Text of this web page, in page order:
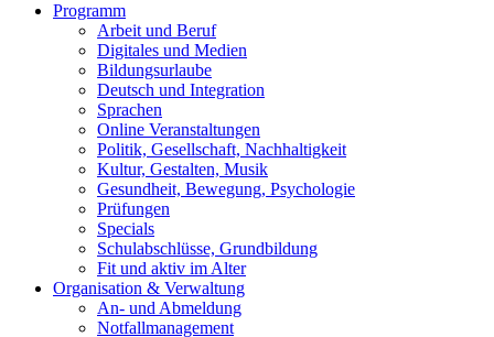
Programm
Arbeit und Beruf
Digitales und Medien
Bildungsurlaube
Deutsch und Integration
Sprachen
Online Veranstaltungen
Politik, Gesellschaft, Nachhaltigkeit
Kultur, Gestalten, Musik
Gesundheit, Bewegung, Psychologie
Prüfungen
Specials
Schulabschlüsse, Grundbildung
Fit und aktiv im Alter
Organisation & Verwaltung
An- und Abmeldung
Notfallmanagement